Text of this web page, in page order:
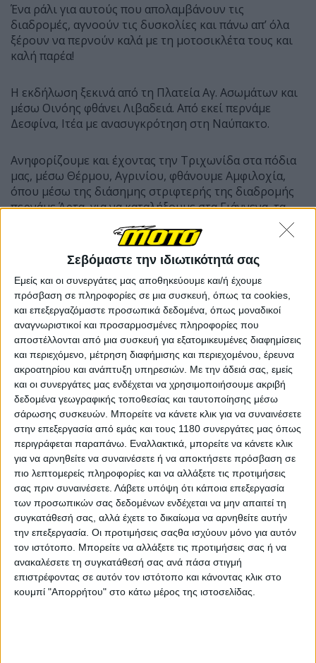
Σεβόμαστε την ιδιωτικότητά σας
Εμείς και οι συνεργάτες μας αποθηκεύουμε και/ή έχουμε
πρόσβαση σε πληροφορίες σε μια συσκευή, όπως τα cookies,
και επεξεργαζόμαστε προσωπικά δεδομένα, όπως μοναδικοί
αναγνωριστικοί και προσαρμοσμένες πληροφορίες που
αποστέλλονται από μια συσκευή για εξατομικευμένες διαφημίσεις
και περιεχόμενο, μέτρηση διαφήμισης και περιεχομένου, έρευνα
ακροατηρίου και ανάπτυξη υπηρεσιών. Με την άδειά σας, εμείς
και οι συνεργάτες μας ενδέχεται να χρησιμοποιήσουμε ακριβή
δεδομένα γεωγραφικής τοποθεσίας και ταυτοποίησης μέσω
σάρωσης συσκευών. Μπορείτε να κάνετε κλικ για να συναινέσετε
στην επεξεργασία από εμάς και τους 1180 συνεργάτες μας όπως
περιγράφεται παραπάνω. Εναλλακτικά, μπορείτε να κάνετε κλικ
για να αρνηθείτε να συναινέσετε ή να αποκτήσετε πρόσβαση σε
πιο λεπτομερείς πληροφορίες και να αλλάξετε τις προτιμήσεις
σας πριν συναινέσετε. Λάβετε υπόψη ότι κάποια επεξεργασία
των προσωπικών σας δεδομένων ενδέχεται να μην απαιτεί τη
συγκατάθεσή σας, αλλά έχετε το δικαίωμα να αρνηθείτε αυτήν
την επεξεργασία. Οι προτιμήσεις σαςθα ισχύουν μόνο για αυτόν
τον ιστότοπο. Μπορείτε να αλλάξετε τις προτιμήσεις σας ή να
ανακαλέσετε τη συγκατάθεσή σας ανά πάσα στιγμή
επιστρέφοντας σε αυτόν τον ιστότοπο και κάνοντας κλικ στο
κουμπί "Απορρήτου" στο κάτω μέρος της ιστοσελίδας.
Ένα ράλι για αυτούς που απολαμβάνουν τις
διαδρομές, αγνοούν τις δυσκολίες και πάνω απ’ όλα
ξέρουν να περνούν καλά με τη μοτοσικλέτα τους και
καλή παρέα!
Η εκδήλωση ξεκινά από τη Πλατεία Αγ. Ασωμάτων και
μέσω Οινόης φθάνει Λιβαδειά. Από εκεί περνάμε
Δεσφίνα, Ιτέα με ανασυγκρότηση στη Ναύπακτο.
Ανηφορίζουμε και έχοντας την Τριχωνίδα στα πόδια
μας, μέσω Θέρμου, Αγρινίου, φθάνουμε Αμφιλοχία,
όπου μέσω της διάσημης στριφτερής της διαδρομής
περνάμε Άρτα, για να καταλήξουμε στα Γιάννενα, τα
οποία θα είναι και η βάση μας για το τριήμερο.
Η 2η μέρα επιφυλάσσει μοναδικές διαδρομές στην
ιστορική περιοχή του Πωγωνίου, στα βορειοδυτικά
των Ιωαννίνων, στην εσχατιά της Ελλάδας.
Ένα οδοιπορικό που περνά από τα χωριά
Πρωτόπαππας, Μαζαράκι, Παρακάλαμος, Σιταριά,
Πωγωνιανή, Μερόπη, Κεφαλόβρυσο, Βασιλικό,
Μαυροβούνι, Καλπάκι (όπου θα φωνάξουμε το δικό
μας “ΟΧΙ”), για να καταλήξει και πάλι στα Γιάννενα.